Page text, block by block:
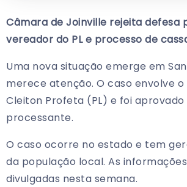
Câmara de Joinville rejeita defesa
vereador do PL e processo de
Uma nova situação emerge em
merece atenção. O caso envolve
Cleiton Profeta (PL) e foi
processante.
O caso ocorre no estado e tem
da população local. As
divulgadas nesta semana.